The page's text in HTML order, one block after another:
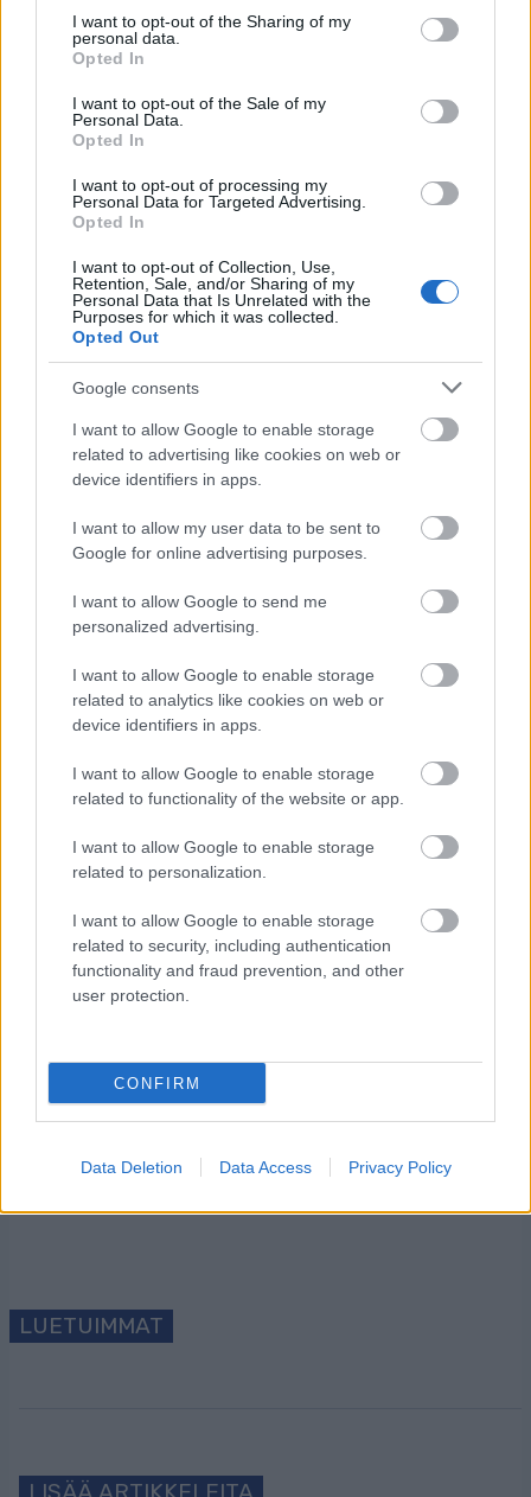
not limited to your visit or usage behaviour. You may click to
grant or deny consent to Google and its third-party tags to
use your data for below specified purposes in below Google
consent section.
I want to opt-out of the Sharing of my
personal data.
Opted In
I want to opt-out of the Sale of my
Personal Data.
Opted In
I want to opt-out of processing my
Personal Data for Targeted Advertising.
Opted In
I want to opt-out of Collection, Use,
Retention, Sale, and/or Sharing of my
Personal Data that Is Unrelated with the
Purposes for which it was collected.
Opted Out
Google consents
I want to allow Google to enable storage
related to advertising like cookies on web or
device identifiers in apps.
I want to allow my user data to be sent to
Google for online advertising purposes.
I want to allow Google to send me
personalized advertising.
I want to allow Google to enable storage
related to analytics like cookies on web or
device identifiers in apps.
I want to allow Google to enable storage
related to functionality of the website or app.
I want to allow Google to enable storage
related to personalization.
I want to allow Google to enable storage
related to security, including authentication
functionality and fraud prevention, and other
user protection.
CONFIRM
Data Deletion Data Access Privacy Policy
he tulivat nelisen minuuttia Northugin
jälkeen, joka oli juuri päässyt ylös hangesta
maattuaan siellä uupuneena useamman
minuutin.
alla. Northug ja Norja voitti ja suomalaisilla
meni jälleen hiukan alakanttiin. Saas nähdä,
mennäänkö samoissa merkeissä kisoissa
loppuun saakka… Kärkimiesten ja muiden
hiihtäjien kommentteja tulossa vielä
iltalukemiseksi.
-Tero Viljanen, Holmenkollen
Tilaa uutiskirjeemme
Tilaa
LUETUIMMAT